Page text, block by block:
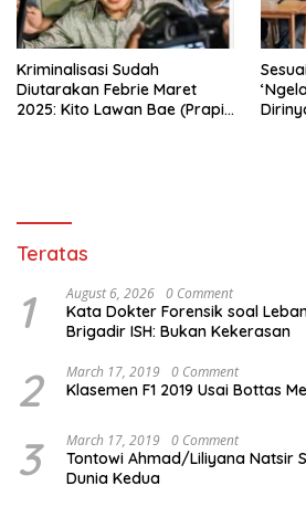
Kriminalisasi Sudah
Diutarakan Febrie Maret
2025: Kito Lawan Bae (Prapid
Teratas
1 August 6, 2026 0 Comment
Kata Dokter Forensik soal
Brigadir ISH: Bukan Kekerasan
2 March 17, 2019 0 Comment
Klasemen F1 2019 Usai Bottas
3 March 17, 2019 0 Comment
Tontowi Ahmad/Liliyana Natsir
Dunia Kedua